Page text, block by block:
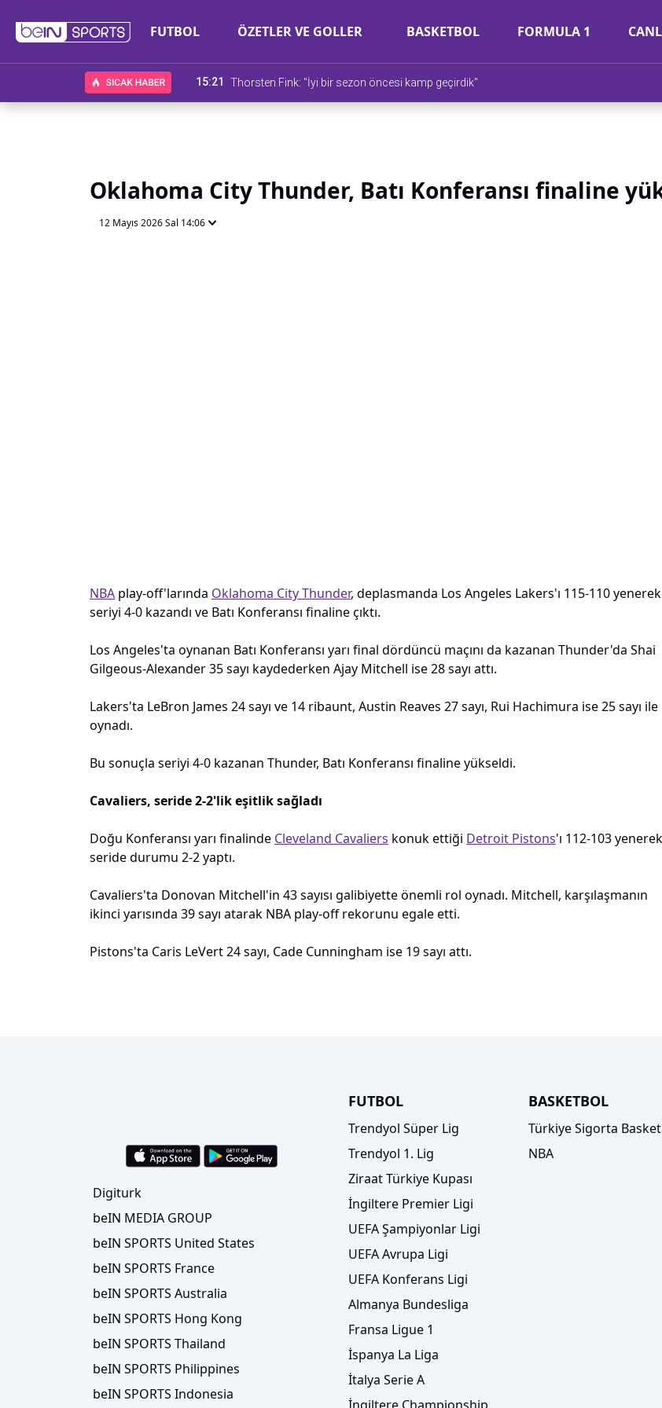
FUTBOL ÖZETLER VE GOLLER BASKETBOL FORMULA 1
15:21 Thorsten Fink: "İyi bir sezon öncesi kamp geçirdik"
Oklahoma City Thunder, Batı Konferansı finaline
12 Mayıs 2026 Sal 14:06
NBA play-off'larında Oklahoma City Thunder, deplasmanda Los Angeles Lakers'ı 115-110 yenerek
seriyi 4-0 kazandı ve Batı Konferansı finaline çıktı.
Los Angeles'ta oynanan Batı Konferansı yarı final dördüncü maçını da kazanan Thunder'da Shai
Gilgeous-Alexander 35 sayı kaydederken Ajay Mitchell ise 28 sayı attı.
Lakers'ta LeBron James 24 sayı ve 14 ribaunt, Austin Reaves 27 sayı, Rui Hachimura ise 25 sayı ile
oynadı.
Bu sonuçla seriyi 4-0 kazanan Thunder, Batı Konferansı finaline yükseldi.
Cavaliers, seride 2-2'lik eşitlik sağladı
Doğu Konferansı yarı finalinde Cleveland Cavaliers konuk ettiği Detroit Pistons'ı 112-103 yenerek
seride durumu 2-2 yaptı.
Cavaliers'ta Donovan Mitchell'in 43 sayısı galibiyette önemli rol oynadı. Mitchell, karşılaşmanın
ikinci yarısında 39 sayı atarak NBA play-off rekorunu egale etti.
Pistons'ta Caris LeVert 24 sayı, Cade Cunningham ise 19 sayı attı.
Digiturk
beIN MEDIA GROUP
beIN SPORTS United States
beIN SPORTS France
beIN SPORTS Australia
beIN SPORTS Hong Kong
beIN SPORTS Thailand
beIN SPORTS Philippines
beIN SPORTS Indonesia
FUTBOL
Trendyol Süper Lig
Trendyol 1. Lig
Ziraat Türkiye Kupası
İngiltere Premier Ligi
UEFA Şampiyonlar Ligi
UEFA Avrupa Ligi
UEFA Konferans Ligi
Almanya Bundesliga
Fransa Ligue 1
İspanya La Liga
İtalya Serie A
BASKETBOL
Türkiye Sigorta
NBA